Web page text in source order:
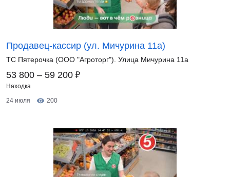
Продавец-кассир (ул. Мичурина 11а)
ТС Пятерочка (ООО "Агроторг"). Улица Мичурина 11а
53 800 – 59 200 ₽
Находка
24 июля
200